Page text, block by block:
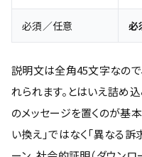
必須／任意 必
説明文は全角45文字なので
れられます。とはいえ詰め
のメッセージを置くのが基
い換え」ではなく「異なる